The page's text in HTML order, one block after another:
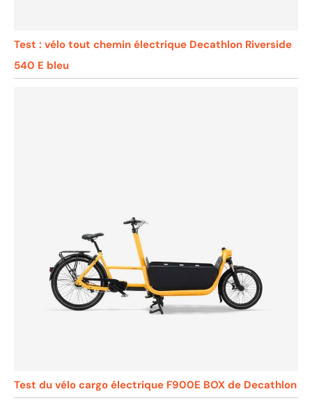
Test : vélo tout chemin électrique Decathlon Riverside
540 E bleu
Test du vélo cargo électrique F900E BOX de Decathlon